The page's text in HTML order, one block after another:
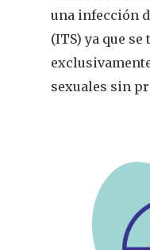
una infección
(ITS) ya que
sexuales sin